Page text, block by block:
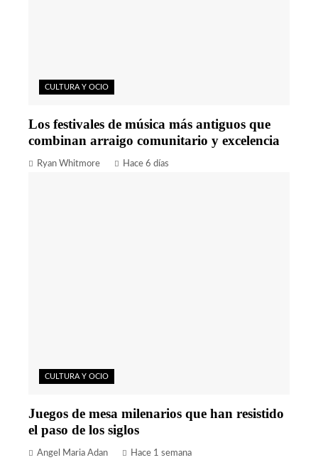
CULTURA Y OCIO
Los festivales de música más antiguos que
combinan arraigo comunitario y excelencia
Ryan Whitmore Hace 6 días
CULTURA Y OCIO
Juegos de mesa milenarios que han resistido
el paso de los siglos
Angel Maria Adan Hace 1 semana